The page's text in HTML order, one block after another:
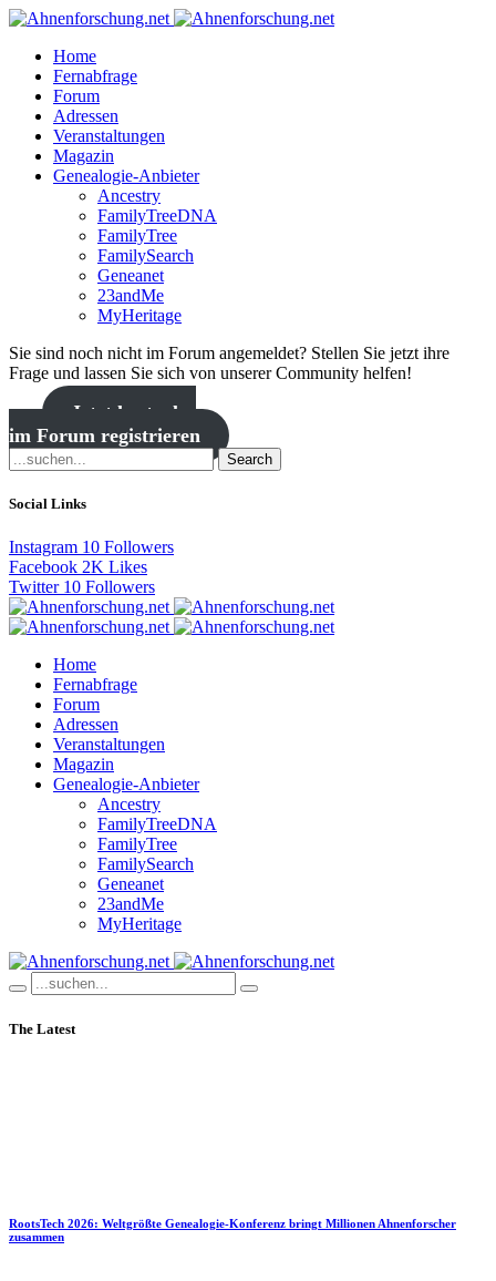
Home
Fernabfrage
Forum
Adressen
Veranstaltungen
Magazin
Genealogie-Anbieter
Ancestry
FamilyTreeDNA
FamilyTree
FamilySearch
Geneanet
23andMe
MyHeritage
Sie sind noch nicht im Forum angemeldet? Stellen Sie jetzt ihre
Frage und lassen Sie sich von unserer Community helfen!
Jetzt kostenlos
im Forum registrieren
Search
Social Links
Instagram 10 Followers
Facebook 2K Likes
Twitter 10 Followers
Home
Fernabfrage
Forum
Adressen
Veranstaltungen
Magazin
Genealogie-Anbieter
Ancestry
FamilyTreeDNA
FamilyTree
FamilySearch
Geneanet
23andMe
MyHeritage
The Latest
RootsTech 2026: Weltgrößte Genealogie-Konferenz bringt Millionen Ahnenforscher
zusammen